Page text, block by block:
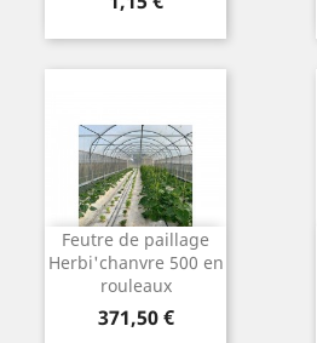
Feutre de paillage
Herbi'chanvre 500 en
rouleaux
Prix
371,50 €